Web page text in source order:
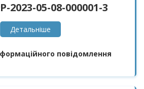
2023-05-08-000001-3
Детальнiше
повідомлення